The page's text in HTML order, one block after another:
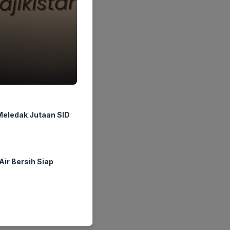
Jutaan SID
Bersih Siap